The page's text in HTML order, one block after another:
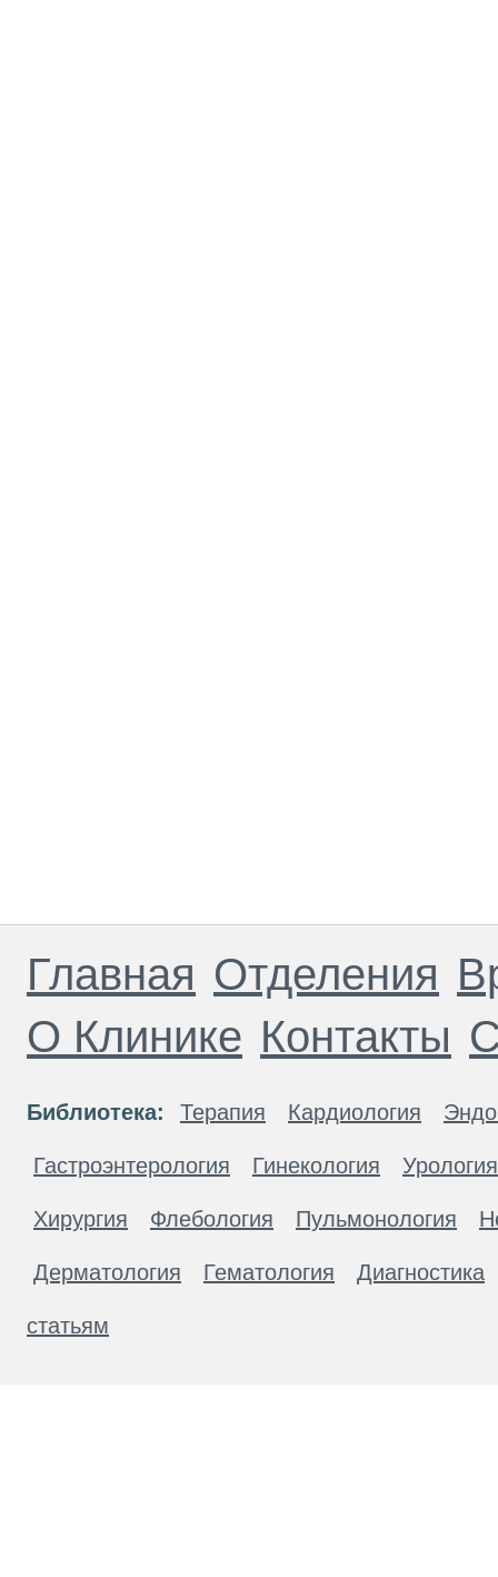
Главная Отделения
О Клинике Контакты
Библиотека: Терапия Кардиология
Гастроэнтерология Гинекология Урология
Хирургия Флебология Пульмонология
Дерматология Гематология Диагностика
статьям